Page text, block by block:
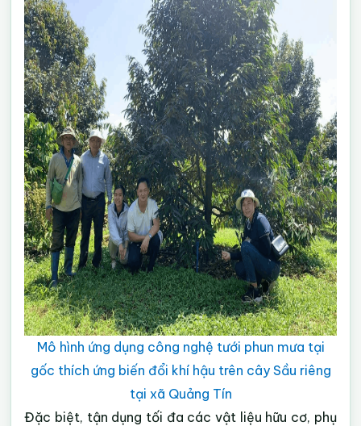
Mô hình ứng dụng công nghệ tưới phun mưa tại
gốc thích ứng biến đổi khí hậu trên cây Sầu riêng
tại xã Quảng Tín
Đặc biệt, tận dụng tối đa các vật liệu hữu cơ, phụ